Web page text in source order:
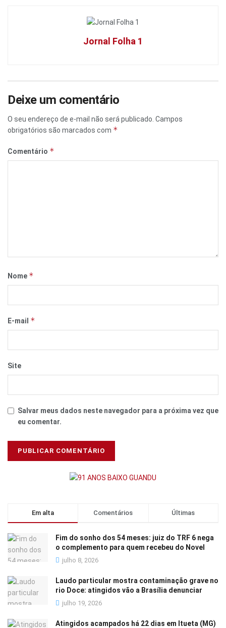
Jornal Folha 1
Deixe um comentário
O seu endereço de e-mail não será publicado. Campos
obrigatórios são marcados com *
Comentário *
Nome *
E-mail *
Site
Salvar meus dados neste navegador para a próxima vez que
eu comentar.
Em alta Comentários Últimas
Fim do sonho dos 54 meses: juiz do TRF 6 nega
o complemento para quem recebeu do Novel
julho 8, 2026
Laudo particular mostra contaminação grave no
rio Doce: atingidos vão a Brasília denunciar
julho 19, 2026
Atingidos acampados há 22 dias em Itueta (MG)